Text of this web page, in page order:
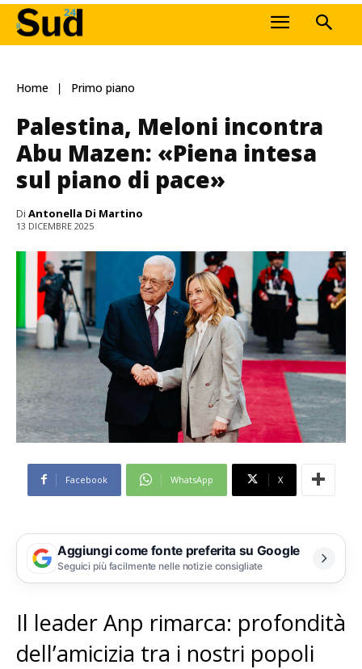
Home Primo piano
Palestina, Meloni incontra
Abu Mazen: «Piena intesa
sul piano di pace»
Di Antonella Di Martino
13 DICEMBRE 2025
Facebook WhatsApp X
Aggiungi come fonte preferita su Google
Seguici più facilmente nelle notizie consigliate
Il leader Anp rimarca: profondità
dell’amicizia tra i nostri popoli